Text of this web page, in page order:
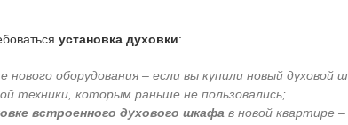
установка духовки:
нового оборудования – если вы купили новый
техники, которым раньше не пользовались;
встроенного духового шкафа в новой квартире